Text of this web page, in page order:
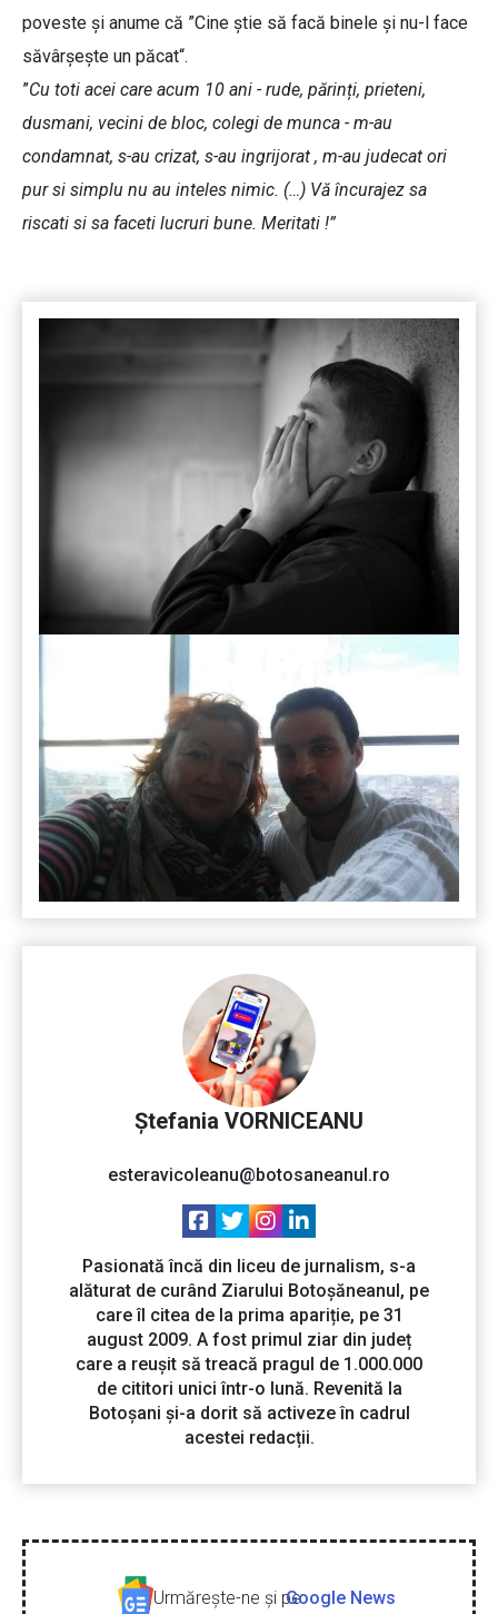
poveste și anume că ”Cine ştie să facă binele şi nu-l face
săvârşeşte un păcat“.
”Cu toti acei care acum 10 ani - rude, părinți, prieteni,
dusmani, vecini de bloc, colegi de munca - m-au
condamnat, s-au crizat, s-au ingrijorat , m-au judecat ori
pur si simplu nu au inteles nimic. (…) Vă încurajez sa
riscati si sa faceti lucruri bune. Meritati !”
Ştefania VORNICEANU
esteravicoleanu@botosaneanul.ro
Pasionată încă din liceu de jurnalism, s-a
alăturat de curând Ziarului Botoșăneanul, pe
care îl citea de la prima apariție, pe 31
august 2009. A fost primul ziar din județ
care a reușit să treacă pragul de 1.000.000
de cititori unici într-o lună. Revenită la
Botoșani și-a dorit să activeze în cadrul
acestei redacții.
Urmăreşte-ne şi peGoogle News